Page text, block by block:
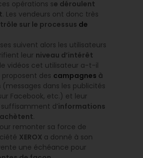
opérations se déroulent
. Les vendeurs ont donc très
sur le processus de
suivent alors les utilisateurs
leur niveau d’intérêt
vidéos cet utilisateur a-t-il
des campagnes à
(messages dans les publicités
Facebook, etc.) et leur
d’informations
.
remonter sa force de
XEROX a donné à son
une échéance pour